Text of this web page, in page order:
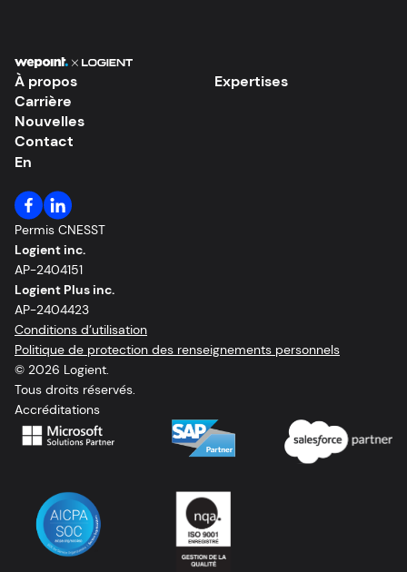
À propos
Carrière
Nouvelles
Expertises
Contact
En
Permis CNESST
Logient inc.
AP-2404151
Logient Plus inc.
AP-2404423
Conditions d’utilisation
Politique de protection des renseignements personnels
© 2026 Logient.
Tous droits réservés.
Accréditations